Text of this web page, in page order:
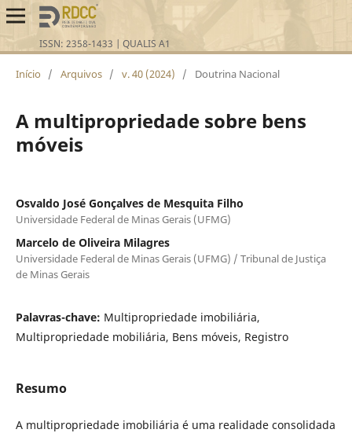
Início / Arquivos / v. 40 (2024) / Doutrina Nacional
A multipropriedade sobre bens
móveis
Osvaldo José Gonçalves de Mesquita Filho
Universidade Federal de Minas Gerais (UFMG)
Marcelo de Oliveira Milagres
Universidade Federal de Minas Gerais (UFMG) / Tribunal de Justiça
de Minas Gerais
Palavras-chave: Multipropriedade imobiliária,
Multipropriedade mobiliária, Bens móveis, Registro
Resumo
A multipropriedade imobiliária é uma realidade consolidada